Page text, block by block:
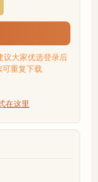
议大家优选登录后
重复下载
在这里